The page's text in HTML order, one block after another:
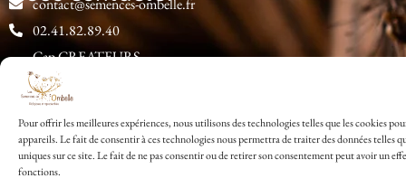
Pour offrir les meilleures expériences, nous utilisons des technologies telles que les cookies
appareils. Le fait de consentir à ces technologies nous permettra de traiter des données telles
uniques sur ce site. Le fait de ne pas consentir ou de retirer son consentement peut avoir un
fonctions.
contact@semences-ombelle.fr
02.41.82.89.40
Cap CREATEURS
Pépinière d'Entreprises
2 ZA de Sainte-Catherine
49150 Baugé en Anjou
Facebook
Instagram